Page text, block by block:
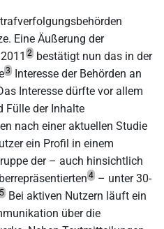
Eine Äußerung der
2 bestätigt nun das in der
3 Interesse der Behörden an
Interesse dürfte vor allem
Fülle der Inhalte
nach einer aktuellen Studie
ein Profil in einem
der – auch hinsichtlich
4 – unter 30-
5 Bei aktiven Nutzern läuft ein
über die